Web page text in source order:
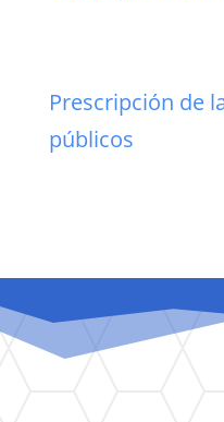
Prescripción de
públicos